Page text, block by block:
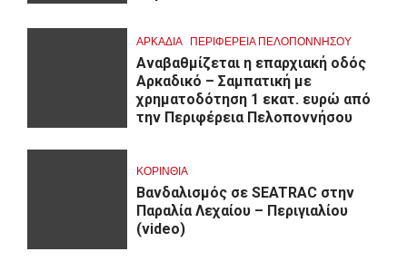
ΑΡΚΑΔΊΑ ΠΕΡΙΦΈΡΕΙΑ ΠΕΛΟΠΟΝΝΉΣΟΥ
Αναβαθμίζεται η επαρχιακή οδός
Αρκαδικό – Σαμπατική με
χρηματοδότηση 1 εκατ. ευρώ από
την Περιφέρεια Πελοποννήσου
ΚΟΡΙΝΘΊΑ
Βανδαλισμός σε SEATRAC στην
Παραλία Λεχαίου – Περιγιαλίου
(video)